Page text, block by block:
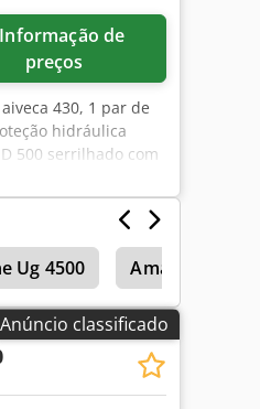
preços
430, 1 par de
hidráulica
500 serrilhado com
Ug 4500 Amazone Uf 901
Anúncio classificado